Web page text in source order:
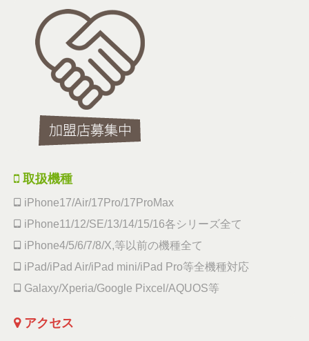
取扱機種
iPhone17/Air/17Pro/17ProMax
iPhone11/12/SE/13/14/15/16各シリーズ全て
iPhone4/5/6/7/8/X,等以前の機種全て
iPad/iPad Air/iPad mini/iPad Pro等全機種対応
Galaxy/Xperia/Google Pixcel/AQUOS等
アクセス